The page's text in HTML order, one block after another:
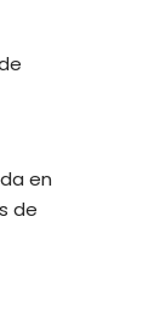
en
de